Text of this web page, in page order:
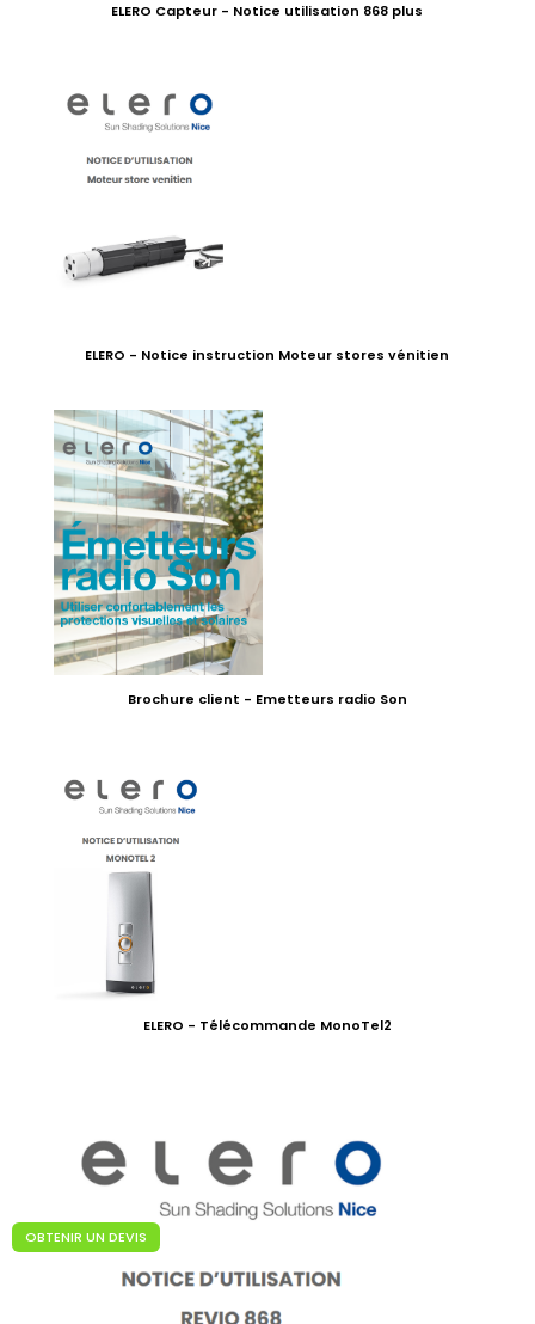
ELERO Capteur - Notice utilisation 868 plus
ELERO - Notice instruction Moteur stores vénitien
Brochure client - Emetteurs radio Son
ELERO - Télécommande MonoTel2
OBTENIR UN DEVIS